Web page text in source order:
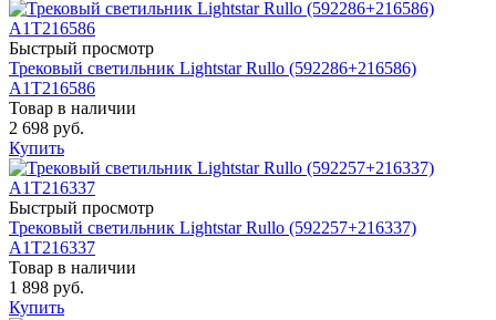
Быстрый просмотр
Трековый светильник Lightstar Rullo (592286+216586)
A1T216586
Товар в наличии
2 698 руб.
Купить
Быстрый просмотр
Трековый светильник Lightstar Rullo (592257+216337)
A1T216337
Товар в наличии
1 898 руб.
Купить